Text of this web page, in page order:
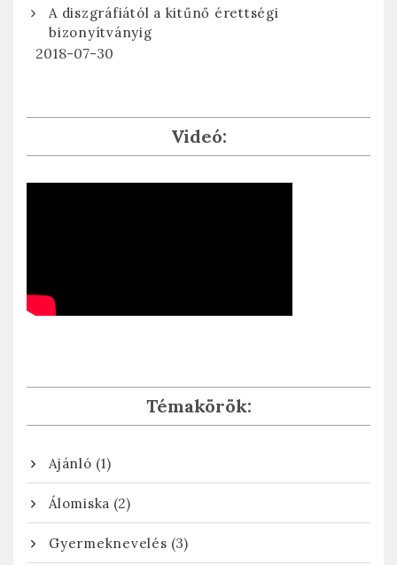
A diszgráfiától a kitűnő érettségi
bizonyítványig
2018-07-30
Videó:
Témakörök:
Ajánló (1)
Álomiska (2)
Gyermeknevelés (3)